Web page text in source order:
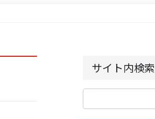
サイト内検索